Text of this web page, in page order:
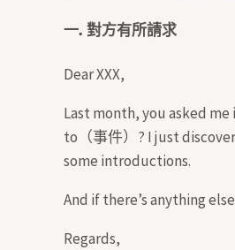
一. 對方有所請求
Dear XXX,
Last month, you asked
to（事件）? I just
some introductions.
And if there’s anything
Regards,